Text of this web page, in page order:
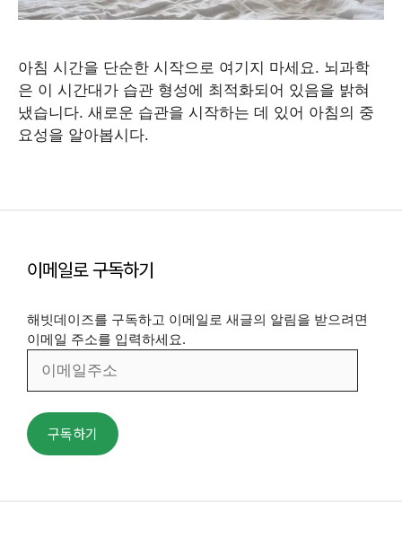
아침 시간을 단순한 시작으로 여기지 마세요. 뇌과학
은 이 시간대가 습관 형성에 최적화되어 있음을 밝혀
냈습니다. 새로운 습관을 시작하는 데 있어 아침의 중
요성을 알아봅시다.
이메일로 구독하기
해빗데이즈를 구독하고 이메일로 새글의 알림을 받으려면
이메일 주소를 입력하세요.
일
주
소
구독하기